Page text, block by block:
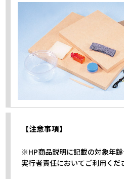
【注意事項】
※HP商品説明に記載の対象年
実行者責任においてご利用くだ